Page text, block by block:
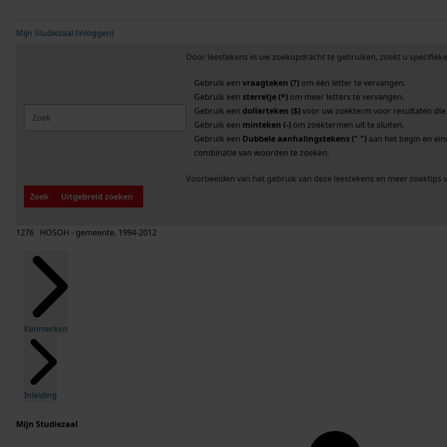
Mijn Studiezaal (inloggen)
Door leestekens in uw zoekopdracht te gebruiken, zoekt u
Gebruik een vraagteken (?)om één letter te vervangen.
Gebruik een sterretje (*)om meer letters te vervangen.
Gebruik een dollarteken ($)voor uw zoekterm voor resultaten die
Gebruik een minteken (-)om zoektermen uit te sluiten.
Gebruik een Dubbele aanhalingstekens (" ")aan het begin en
combinatie van woorden te zoeken.
Voorbeelden van het gebruik van deze leestekens en meer zoektips
Zoek
Uitgebreid zoeken
1276 HOSOH - gemeente, 1994-2012
Kenmerken
Inleiding
Mijn Studiezaal